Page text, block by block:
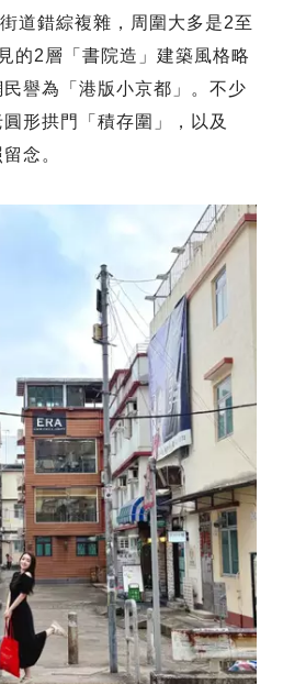
道錯綜複雜，周圍大多是2至
的2層「書院造」建築風格略
譽為「港版小京都」。不少
形拱門「積存圍」，以及
念。